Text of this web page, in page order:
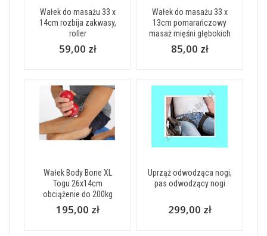
Wałek do masażu 33 x
14cm rozbija zakwasy,
roller
59,00 zł
Wałek do masażu 33 x
13cm pomarańczowy
masaż mięśni głębokich
85,00 zł
Wałek Body Bone XL
Togu 26x14cm
obciążenie do 200kg
195,00 zł
Uprząż odwodząca nogi,
pas odwodzący nogi
299,00 zł